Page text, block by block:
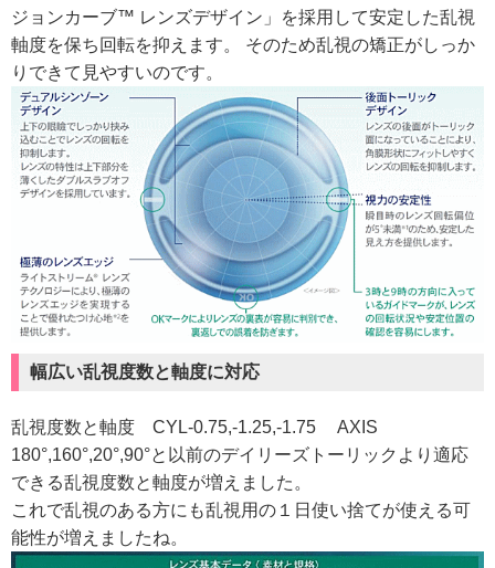
ジョンカーブ™ レンズデザイン」を採用して安定した乱視
軸度を保ち回転を抑えます。 そのため乱視の矯正がしっか
りできて見やすいのです。
幅広い乱視度数と軸度に対応
乱視度数と軸度 CYL-0.75,-1.25,-1.75 AXIS
180°,160°,20°,90°と以前のデイリーズトーリックより適応
できる乱視度数と軸度が増えました。
これで乱視のある方にも乱視用の１日使い捨てが使える可
能性が増えましたね。